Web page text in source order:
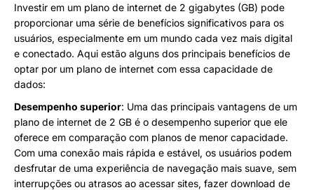
Investir em um plano de internet de 2 gigabytes (GB) pode
proporcionar uma série de benefícios significativos para os
usuários, especialmente em um mundo cada vez mais digital
e conectado. Aqui estão alguns dos principais benefícios de
optar por um plano de internet com essa capacidade de
dados:
Desempenho superior: Uma das principais vantagens de um
plano de internet de 2 GB é o desempenho superior que ele
oferece em comparação com planos de menor capacidade.
Com uma conexão mais rápida e estável, os usuários podem
desfrutar de uma experiência de navegação mais suave, sem
interrupções ou atrasos ao acessar sites, fazer download de